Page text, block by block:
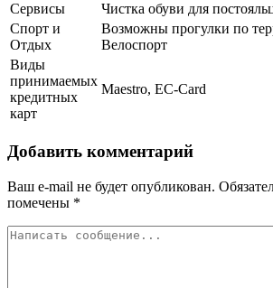
Сервисы
Чистка обуви для
Спорт и
Отдых
Возможны прогулки по
Велоспорт
Виды
принимаемых
кредитных
карт
Maestro, EC-Card
Добавить комментарий
Ваш e-mail не будет опубликован.
помечены *